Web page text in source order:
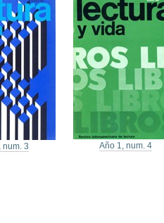
num. 3 Año 1, num. 4